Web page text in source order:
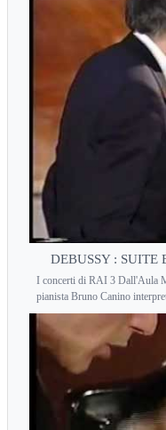
DEBUSSY : SUITE
I concerti di RAI 3 Dall'Aula
pianista Bruno Canino